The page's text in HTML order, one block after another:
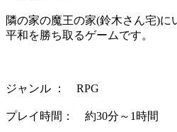
隣の家の魔王の家(鈴木さん宅)に
平和を勝ち取るゲームです。
ジャンル ： RPG
プレイ時間： 約30分～1時間